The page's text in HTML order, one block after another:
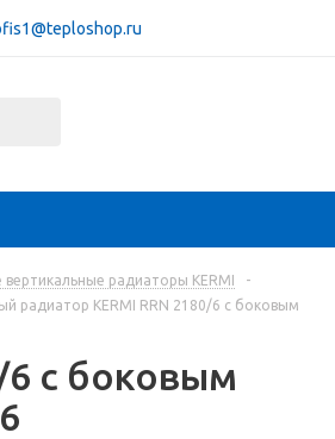
вертикальные радиаторы KERMI
-
радиатор KERMI RRN 2180/6 c боковым
6 c боковым